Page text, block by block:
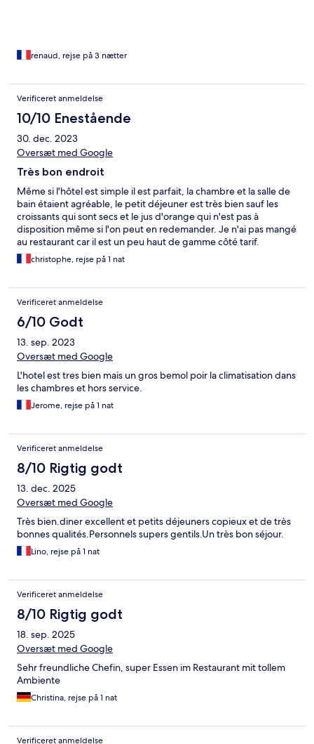
renaud, rejse på 3 nætter
Verificeret anmeldelse
10/10 Enestående
30. dec. 2023
Oversæt med Google
Très bon endroit
Même si l'hôtel est simple il est parfait, la chambre et la salle de
bain étaient agréable, le petit déjeuner est très bien sauf les
croissants qui sont secs et le jus d'orange qui n'est pas à
disposition même si l'on peut en redemander. Je n'ai pas mangé
au restaurant car il est un peu haut de gamme côté tarif.
christophe, rejse på 1 nat
Verificeret anmeldelse
6/10 Godt
13. sep. 2023
Oversæt med Google
L'hotel est tres bien mais un gros bemol poir la climatisation dans
les chambres et hors service.
Jerome, rejse på 1 nat
Verificeret anmeldelse
8/10 Rigtig godt
13. dec. 2025
Oversæt med Google
Très bien.diner excellent et petits déjeuners copieux et de très
bonnes qualités.Personnels supers gentils.Un très bon séjour.
Lino, rejse på 1 nat
Verificeret anmeldelse
8/10 Rigtig godt
18. sep. 2025
Oversæt med Google
Sehr freundliche Chefin, super Essen im Restaurant mit tollem
Ambiente
Christina, rejse på 1 nat
Verificeret anmeldelse